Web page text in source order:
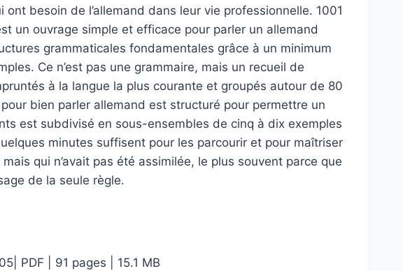
besoin de l’allemand dans leur vie professionnelle. 1001
un ouvrage simple et efficace pour parler un allemand
grammaticales fondamentales grâce à un minimum
Ce n’est pas une grammaire, mais un recueil de
à la langue la plus courante et groupés autour de 80
bien parler allemand est structuré pour permettre un
est subdivisé en sous-ensembles de cinq à dix exemples
minutes suffisent pour les parcourir et pour maîtriser
qui n’avait pas été assimilée, le plus souvent parce que
de la seule règle.
PDF | 91 pages | 15.1 MB